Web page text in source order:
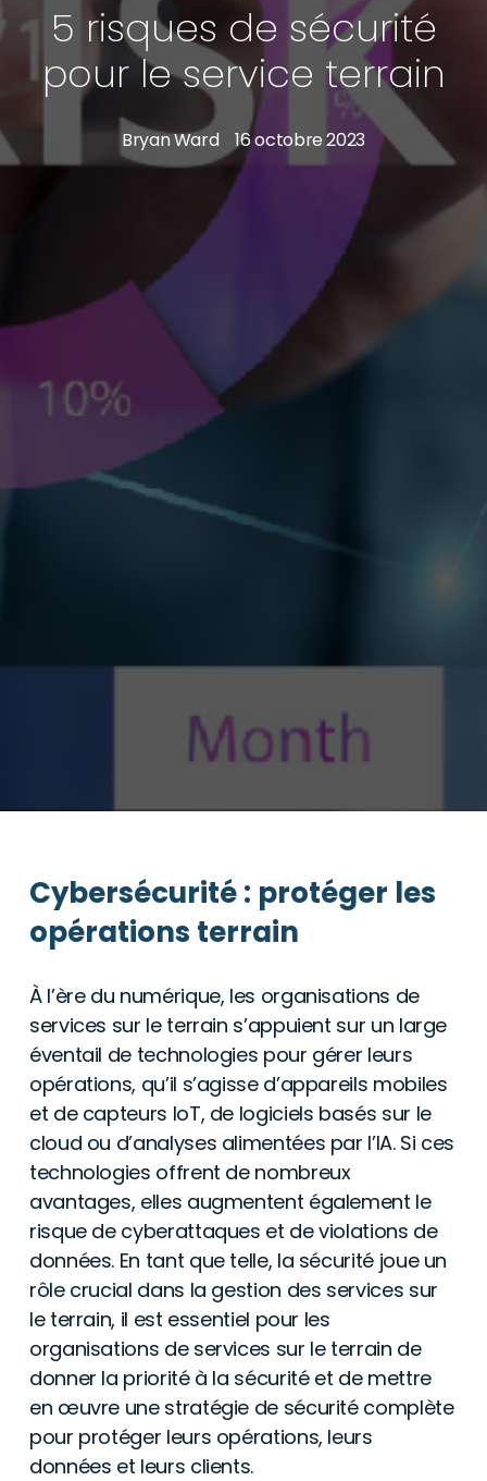
5 risques de sécurité
pour le service terrain
Bryan Ward 16 octobre 2023
Cybersécurité : protéger les
opérations terrain
À l’ère du numérique, les organisations de
services sur le terrain s’appuient sur un large
éventail de technologies pour gérer leurs
opérations, qu’il s’agisse d’appareils mobiles
et de capteurs IoT, de logiciels basés sur le
cloud ou d’analyses alimentées par l’IA. Si ces
technologies offrent de nombreux
avantages, elles augmentent également le
risque de cyberattaques et de violations de
données. En tant que telle, la sécurité joue un
rôle crucial dans la gestion des services sur
le terrain, il est essentiel pour les
organisations de services sur le terrain de
donner la priorité à la sécurité et de mettre
en œuvre une stratégie de sécurité complète
pour protéger leurs opérations, leurs
données et leurs clients.